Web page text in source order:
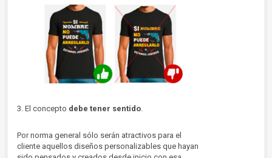
3. El concepto debe tener sentido.
Por norma general sólo serán atractivos para el
cliente aquellos diseños personalizables que hayan